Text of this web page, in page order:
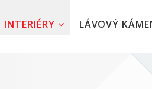
INTERIÉRY LÁVOVÝ